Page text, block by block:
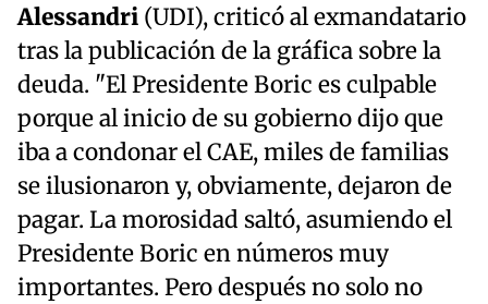
Alessandri (UDI), criticó al exmandatario
tras la publicación de la gráfica sobre la
deuda. "El Presidente Boric es culpable
porque al inicio de su gobierno dijo que
iba a condonar el CAE, miles de familias
se ilusionaron y, obviamente, dejaron de
pagar. La morosidad saltó, asumiendo el
Presidente Boric en números muy
importantes. Pero después no solo no